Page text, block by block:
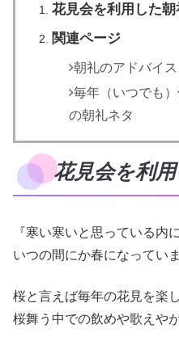
花見会を利用した
関連ページ
朝礼のアドバイス
毎年（いつでも
の朝礼ネタ
花見会を利
『寒い寒いと思っている内
いつの間にか春になってい
桜と言えば毎年の花見を楽
桜舞う中での飲めや歌えや